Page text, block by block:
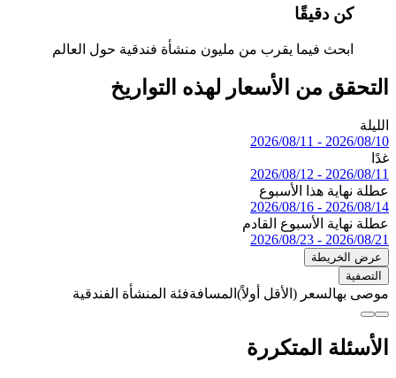
دقيقًا
فيما يقرب من مليون منشأة فندقية حول العالم
من الأسعار لهذه التواريخ
2026/08/
2026/08/
هذا الأسبوع
2026/08/
الأسبوع القادم
2026/08/
السعر (الأقل أولاً)المسافة فئة المنشأة الفندقية
المتكررة